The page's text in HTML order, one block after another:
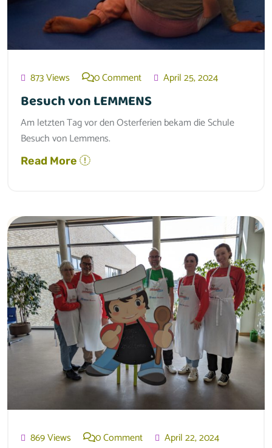
873 Views 0 Comment April 25, 2024
Besuch von LEMMENS
Am letzten Tag vor den Osterferien bekam die Schule
Besuch von Lemmens.
Read More
869 Views 0 Comment April 22, 2024